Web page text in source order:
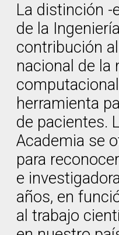
La distinción -
de la
contribución
nacional de la
herramienta
de pacientes.
Academia se
para
e
años, en
al trabajo